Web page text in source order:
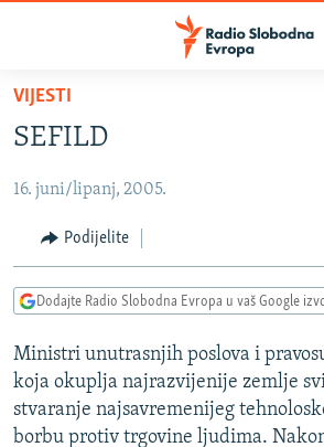
Pređite
glavni
Pređite
Pređite
pretragu
SRBIJA
KOSOVO
VIZUELNO
VIDEO
FOTOGALERIJE
INFOGRAFIKE
PODCASTI
RAT U UKRAJINI
KINA NA BALKANU
VIJESTI
SEFILD
16. juni/lipanj, 2005.
Podijelite
Dodajte Radio Slobodna Evropa u vaš Google
Ministri unutrasnjih poslova i
koja okuplja najrazvijenije zemlje
stvaranje najsavremenijeg
borbu protiv trgovine ljudima.